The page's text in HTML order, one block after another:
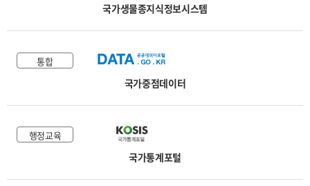
국가생물종지식정보시스템
통합
국가중점데이터
행정교육
국가통계포털